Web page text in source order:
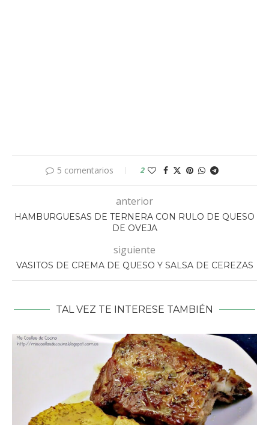
5 comentarios 2
anterior
HAMBURGUESAS DE TERNERA CON RULO DE QUESO
DE OVEJA
siguiente
VASITOS DE CREMA DE QUESO Y SALSA DE CEREZAS
TAL VEZ TE INTERESE TAMBIÉN